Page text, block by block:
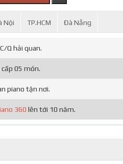
Nội TP.HCM Đà Nẵng
Q hải quan.
cấp 05 món.
piano tận nơi.
360 lên tới 10 năm.